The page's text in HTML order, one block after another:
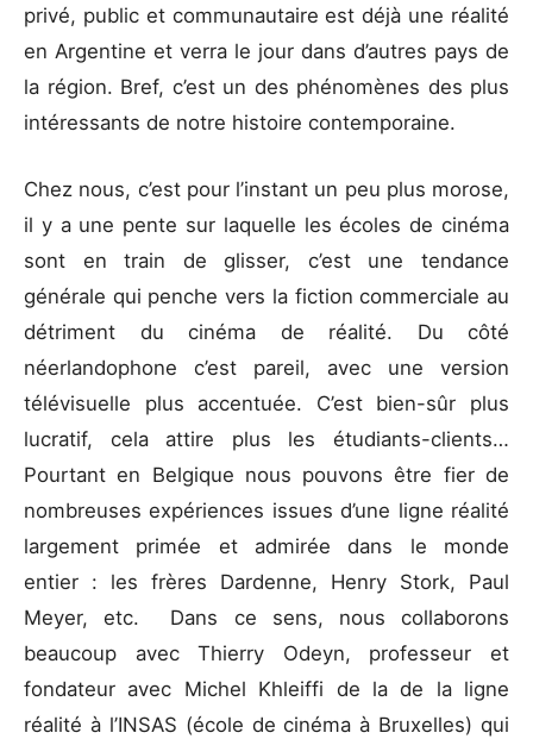
privé, public et communautaire est déjà une réalité
en Argentine et verra le jour dans d’autres pays de
la région. Bref, c’est un des phénomènes des plus
intéressants de notre histoire contemporaine.
Chez nous, c’est pour l’instant un peu plus morose,
il y a une pente sur laquelle les écoles de cinéma
sont en train de glisser, c’est une tendance
générale qui penche vers la fiction commerciale au
détriment du cinéma de réalité. Du côté
néerlandophone c’est pareil, avec une version
télévisuelle plus accentuée. C’est bien-sûr plus
lucratif, cela attire plus les étudiants-clients…
Pourtant en Belgique nous pouvons être fier de
nombreuses expériences issues d’une ligne réalité
largement primée et admirée dans le monde
entier : les frères Dardenne, Henry Stork, Paul
Meyer, etc. Dans ce sens, nous collaborons
beaucoup avec Thierry Odeyn, professeur et
fondateur avec Michel Khleiffi de la de la ligne
réalité à l’INSAS (école de cinéma à Bruxelles) qui